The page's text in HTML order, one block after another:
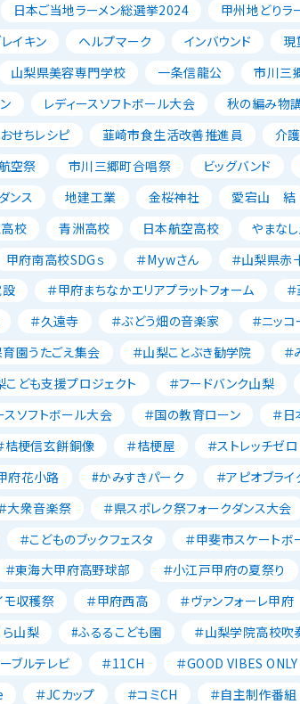
日本ご当地ラーメン総選挙2024 甲州地どりラ
イキン ヘルプマーク インバウンド 現
山梨県美容専門学校 一条信龍公 市川三
レディースソフトボール大会 秋の編み物
せちレシピ 韮崎市食生活改善推進員
介
空祭 市川三郷町合唱祭 ビッグバンド
ダンス 地建工業 金桜神社 愛宕山 結
校 青洲高校 日本航空高校 やまな
甲府南高校SDGｓ ＃Mｙwさん ＃山梨県赤
設 ＃甲府まちなかエリアプラットフォーム
＃久遠寺 ＃ぶどう畑の音楽家 ＃ニッ
園うたごえ集会 ＃山梨ことぶき勧学院 ＃
こども支援プロジェクト ＃フードバンク山梨
スソフトボール大会 ＃国の教育ローン ＃
桔梗信玄餅銅像 ＃桔梗屋 ＃ストレッチゼロ
府花小路 #かみすきパーク ＃アピオブライ
大衆音楽祭 ＃県スポレク祭フォークダンス大会
＃こどものブックフェスタ ＃甲斐市スケートボ
＃東海大甲府高野球部 ＃小江戸甲府の夏祭り
モ収穫祭 ＃甲府西高 ＃ヴァンフォーレ甲府
ら山梨 #ふるるこども園 ＃山梨学院高校吹
ブルテレビ ＃11CH ＃GOOD VIBES ONLY
＃JCカップ ＃コミCH ＃自主制作番組